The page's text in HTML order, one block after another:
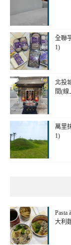
全聯
1)
北投
間(線
萬里
1)
Pasta
大利